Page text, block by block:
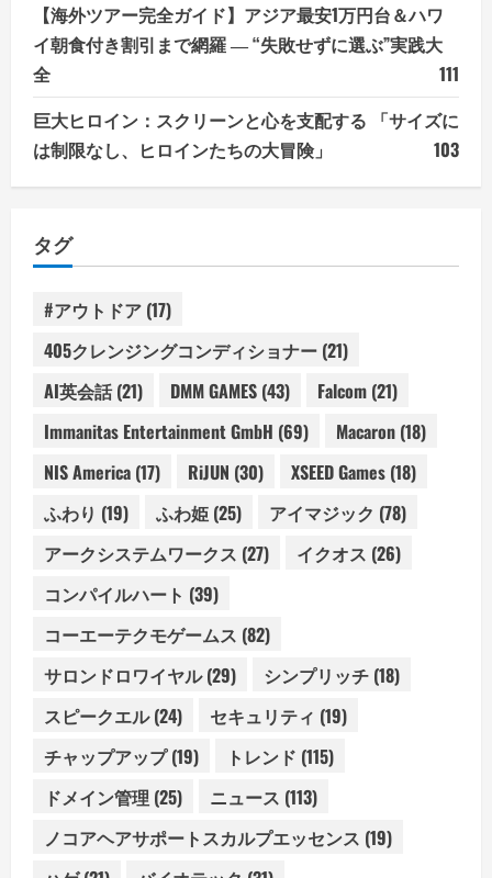
【海外ツアー完全ガイド】アジア最安1万円台＆ハワ
イ朝食付き割引まで網羅 ― “失敗せずに選ぶ”実践大
全
111
巨大ヒロイン：スクリーンと心を支配する 「サイズに
は制限なし、ヒロインたちの大冒険」
103
タグ
#アウトドア (17)
405クレンジングコンディショナー (21)
AI英会話(21) DMM GAMES (43) Falcom (21)
Immanitas Entertainment GmbH (69) Macaron (18)
NIS America (17) RiJUN (30) XSEED Games (18)
ふわり (19) ふわ姫 (25) アイマジック (78)
アークシステムワークス (27) イクオス (26)
コンパイルハート (39)
コーエーテクモゲームス (82)
サロンドロワイヤル(29) シンプリッチ (18)
スピークエル(24) セキュリティ (19)
チャップアップ(19) トレンド (115)
ドメイン管理 (25) ニュース (113)
ノコアヘアサポートスカルプエッセンス (19)